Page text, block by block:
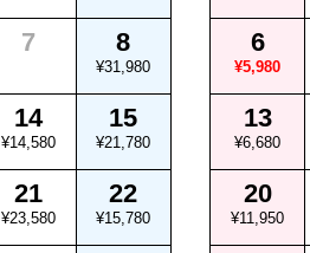
7 8
¥31,980
14
¥14,580
15
¥21,780
21
¥23,580
22
¥15,780
6
¥5,980
13
¥6,680
20
¥11,950